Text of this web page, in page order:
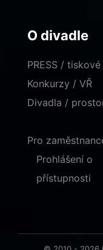
O divadle
PRESS /
Konkurzy / VŘ
Divadla /
Pro
Prohlášení o
přístupnosti